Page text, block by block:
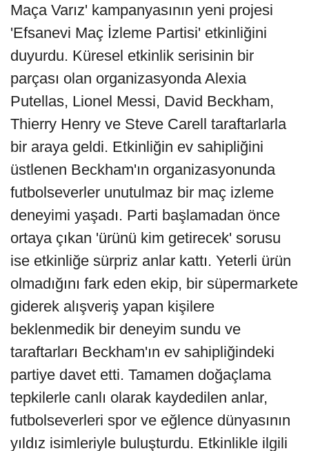
Maça Varız' kampanyasının yeni projesi
'Efsanevi Maç İzleme Partisi' etkinliğini
duyurdu. Küresel etkinlik serisinin bir
parçası olan organizasyonda Alexia
Putellas, Lionel Messi, David Beckham,
Thierry Henry ve Steve Carell taraftarlarla
bir araya geldi. Etkinliğin ev sahipliğini
üstlenen Beckham'ın organizasyonunda
futbolseverler unutulmaz bir maç izleme
deneyimi yaşadı. Parti başlamadan önce
ortaya çıkan 'ürünü kim getirecek' sorusu
ise etkinliğe sürpriz anlar kattı. Yeterli ürün
olmadığını fark eden ekip, bir süpermarkete
giderek alışveriş yapan kişilere
beklenmedik bir deneyim sundu ve
taraftarları Beckham'ın ev sahipliğindeki
partiye davet etti. Tamamen doğaçlama
tepkilerle canlı olarak kaydedilen anlar,
futbolseverleri spor ve eğlence dünyasının
yıldız isimleriyle buluşturdu. Etkinlikle ilgili